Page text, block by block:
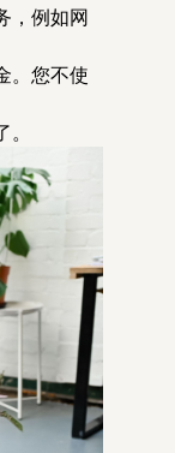
，例如网
。您不使